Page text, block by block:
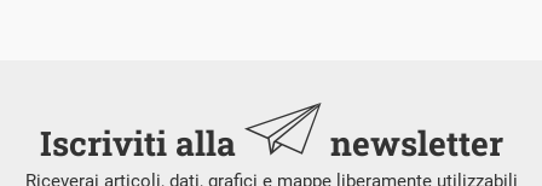
Iscriviti alla newsletter
Riceverai articoli, dati, grafici e mappe liberamente utilizzabili